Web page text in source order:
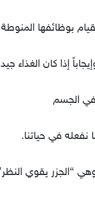
بوظائفها المنوطة
إذا كان الغذاء
في الجسم
في حياتنا.
“الجزر يقوي